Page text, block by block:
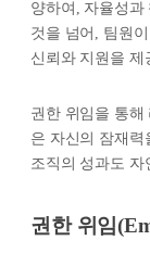
양하여, 자율성과
것을 넘어, 팀원
신뢰와 지원을 제
권한 위임을 통해
은 자신의 잠재력
조직의 성과도 자
권한 위임